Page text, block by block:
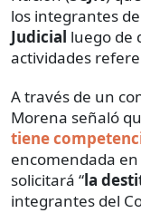
los integrantes
Judicial luego de
actividades
A través de un
Morena señaló
tiene
encomendada
solicitará “la
integrantes del